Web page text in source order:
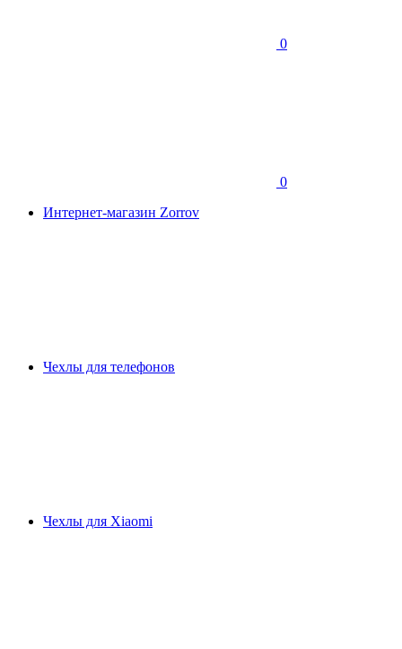
0
0
Интернет-магазин Zorrov
Чехлы для телефонов
Чехлы для Xiaomi